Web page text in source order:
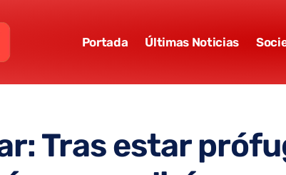
Portada Últimas Noticias
Tras estar